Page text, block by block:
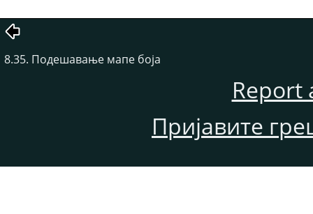
8.35. Подешавање мапе боја
Report
Пријавите